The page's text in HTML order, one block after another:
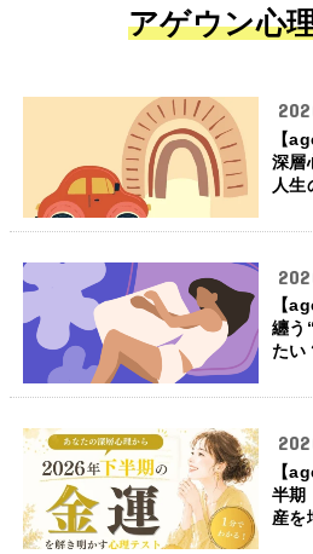
アゲウン心
【
深層
人生
【
纏う
たい
【
半期
産を